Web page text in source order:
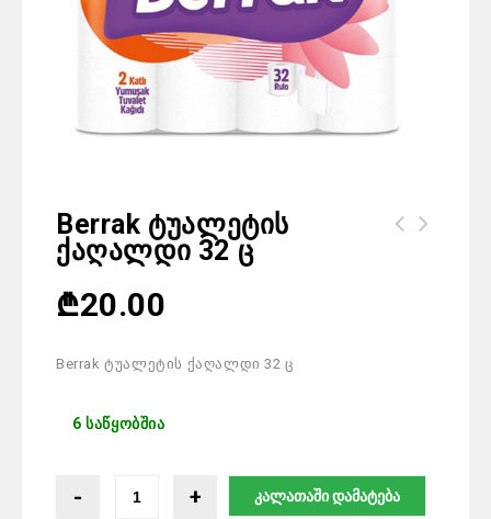
Berrak Ტუალეტის
Ქაღალდი 32 Ც
₾20.00
Berrak ტუალეტის ქაღალდი 32 ც
6 საწყობშია
კალათაში დამატება